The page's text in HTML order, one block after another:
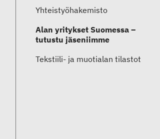
Yhteistyö­hakemisto
Alan yritykset Suomessa –
tutustu jäseniimme
Tekstiili- ja muotialan tilastot